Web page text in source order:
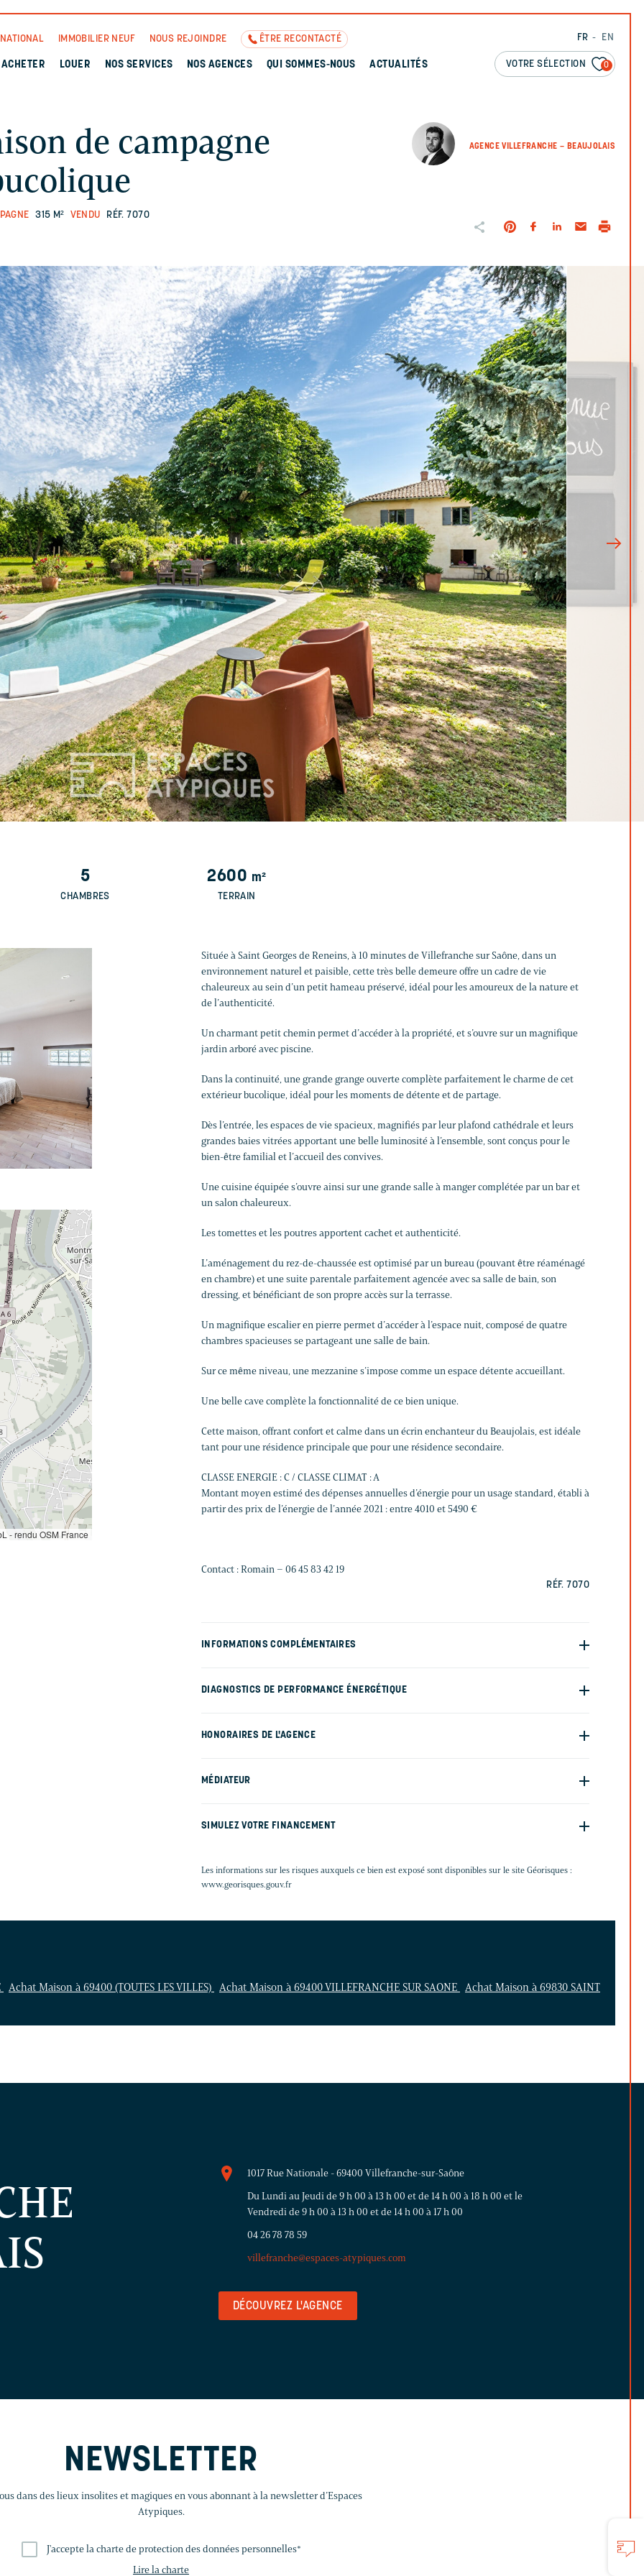
FR EN
VOTRE SÉLECTION 0
IMMOBILIER NEUF NOUS REJOINDRE ÊTRE RECONTACTÉ
ACHETER LOUER NOS SERVICES NOS AGENCES QUI SOMMES-NOUS ACTUALITÉS
AGENCE VILLEFRANCHE – BEAUJOLAIS
de campagne
315 M² VENDU RÉF. 7070
5
CHAMBRES
2600 m²
TERRAIN
Située à Saint Georges de Reneins, à 10 minutes de Villefranche sur Saône, dans un
environnement naturel et paisible, cette très belle demeure offre un cadre de vie
chaleureux au sein d’un petit hameau préservé, idéal pour les amoureux de la nature et
de l’authenticité.
Un charmant petit chemin permet d’accéder à la propriété, et s’ouvre sur un magnifique
jardin arboré avec piscine.
Dans la continuité, une grande grange ouverte complète parfaitement le charme de cet
extérieur bucolique, idéal pour les moments de détente et de partage.
Dès l’entrée, les espaces de vie spacieux, magnifiés par leur plafond cathédrale et leurs
grandes baies vitrées apportant une belle luminosité à l’ensemble, sont conçus pour le
bien-être familial et l’accueil des convives.
Une cuisine équipée s’ouvre ainsi sur une grande salle à manger complétée par un bar et
un salon chaleureux.
Les tomettes et les poutres apportent cachet et authenticité.
L’aménagement du rez-de-chaussée est optimisé par un bureau (pouvant être réaménagé
en chambre) et une suite parentale parfaitement agencée avec sa salle de bain, son
dressing, et bénéficiant de son propre accès sur la terrasse.
Un magnifique escalier en pierre permet d’accéder à l’espace nuit, composé de quatre
chambres spacieuses se partageant une salle de bain.
Sur ce même niveau, une mezzanine s’impose comme un espace détente accueillant.
Une belle cave complète la fonctionnalité de ce bien unique.
Cette maison, offrant confort et calme dans un écrin enchanteur du Beaujolais, est idéale
tant pour une résidence principale que pour une résidence secondaire.
CLASSE ENERGIE : C / CLASSE CLIMAT : A
Montant moyen estimé des dépenses annuelles d’énergie pour un usage standard, établi à
partir des prix de l’énergie de l’année 2021 : entre 4010 et 5490 €
Contact : Romain – 06 45 83 42 19
RÉF. 7070
INFORMATIONS COMPLÉMENTAIRES
DIAGNOSTICS DE PERFORMANCE ÉNERGÉTIQUE
HONORAIRES DE L'AGENCE
MÉDIATEUR
SIMULEZ VOTRE FINANCEMENT
Les informations sur les risques auxquels ce bien est exposé sont disponibles sur le site Géorisques :
www.georisques.gouv.fr
- rendu OSM France
Achat Maison à 69400 (TOUTES LES VILLES) Achat Maison à 69400 VILLEFRANCHE SUR SAONE Achat Maison à 69830 SAINT
1017 Rue Nationale - 69400 Villefranche-sur-Saône
Du Lundi au Jeudi de 9 h 00 à 13 h 00 et de 14 h 00 à 18 h 00 et le
Vendredi de 9 h 00 à 13 h 00 et de 14 h 00 à 17 h 00
04 26 78 78 59
villefranche@espaces-atypiques.com
DÉCOUVREZ L'AGENCE
NEWSLETTER
dans des lieux insolites et magiques en vous abonnant à la newsletter d’Espaces
Atypiques.
J'accepte la charte de protection des données personnelles*
Lire la charte